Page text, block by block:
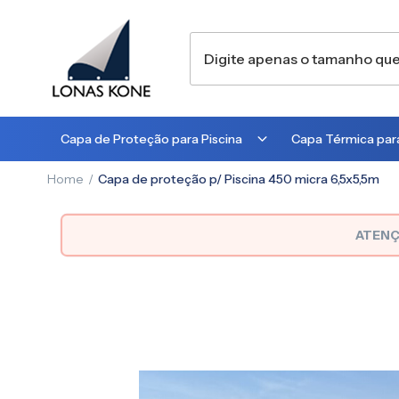
Capa de Proteção para Piscina
300 MICRA
450 MICRA
Capa Térmica
300 MICRA
500 MICRA
Home Capa de proteção p/ Piscina 450 micra 6,5x5,5m